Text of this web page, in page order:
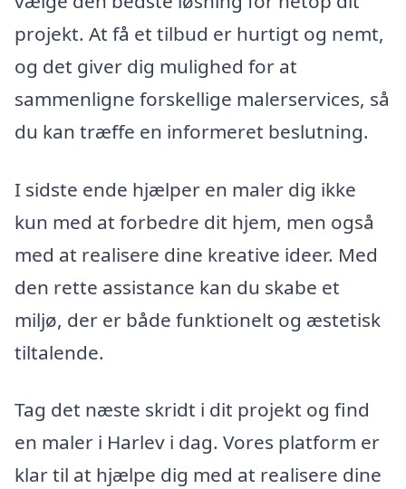
projekt. At få et tilbud er hurtigt og nemt,
og det giver dig mulighed for at
sammenligne forskellige malerservices, så
du kan træffe en informeret beslutning.
I sidste ende hjælper en maler dig ikke
kun med at forbedre dit hjem, men også
med at realisere dine kreative ideer. Med
den rette assistance kan du skabe et
miljø, der er både funktionelt og æstetisk
tiltalende.
Tag det næste skridt i dit projekt og find
en maler i Harlev i dag. Vores platform er
klar til at hjælpe dig med at realisere dine